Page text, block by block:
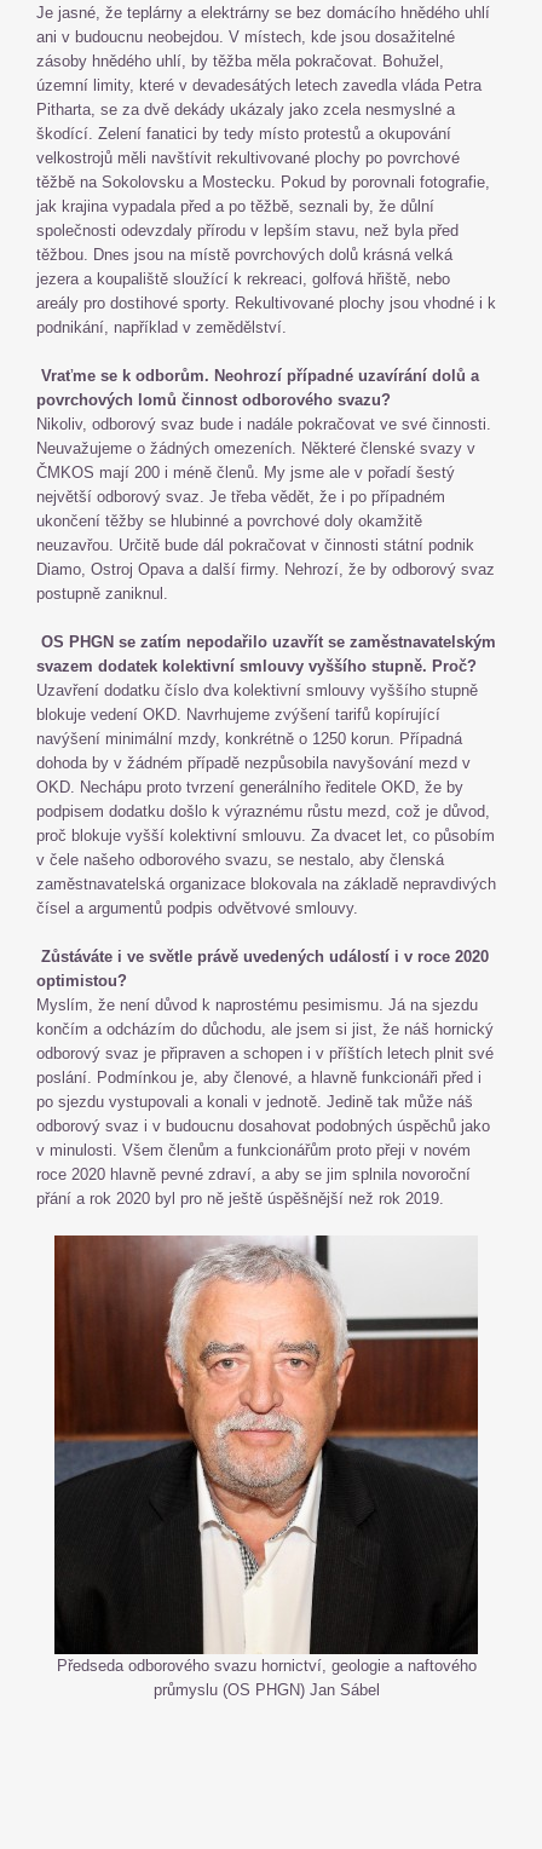
Je jasné, že teplárny a elektrárny se bez domácího hnědého uhlí
ani v budoucnu neobejdou. V místech, kde jsou dosažitelné
zásoby hnědého uhlí, by těžba měla pokračovat. Bohužel,
územní limity, které v devadesátých letech zavedla vláda Petra
Pitharta, se za dvě dekády ukázaly jako zcela nesmyslné a
škodící. Zelení fanatici by tedy místo protestů a okupování
velkostrojů měli navštívit rekultivované plochy po povrchové
těžbě na Sokolovsku a Mostecku. Pokud by porovnali fotografie,
jak krajina vypadala před a po těžbě, seznali by, že důlní
společnosti odevzdaly přírodu v lepším stavu, než byla před
těžbou. Dnes jsou na místě povrchových dolů krásná velká
jezera a koupaliště sloužící k rekreaci, golfová hřiště, nebo
areály pro dostihové sporty. Rekultivované plochy jsou vhodné i k
podnikání, například v zemědělství.
Vraťme se k odborům. Neohrozí případné uzavírání dolů a
povrchových lomů činnost odborového svazu?
Nikoliv, odborový svaz bude i nadále pokračovat ve své činnosti.
Neuvažujeme o žádných omezeních. Některé členské svazy v
ČMKOS mají 200 i méně členů. My jsme ale v pořadí šestý
největší odborový svaz. Je třeba vědět, že i po případném
ukončení těžby se hlubinné a povrchové doly okamžitě
neuzavřou. Určitě bude dál pokračovat v činnosti státní podnik
Diamo, Ostroj Opava a další firmy. Nehrozí, že by odborový svaz
postupně zaniknul.
OS PHGN se zatím nepodařilo uzavřít se zaměstnavatelským
svazem dodatek kolektivní smlouvy vyššího stupně. Proč?
Uzavření dodatku číslo dva kolektivní smlouvy vyššího stupně
blokuje vedení OKD. Navrhujeme zvýšení tarifů kopírující
navýšení minimální mzdy, konkrétně o 1250 korun. Případná
dohoda by v žádném případě nezpůsobila navyšování mezd v
OKD. Nechápu proto tvrzení generálního ředitele OKD, že by
podpisem dodatku došlo k výraznému růstu mezd, což je důvod,
proč blokuje vyšší kolektivní smlouvu. Za dvacet let, co působím
v čele našeho odborového svazu, se nestalo, aby členská
zaměstnavatelská organizace blokovala na základě nepravdivých
čísel a argumentů podpis odvětvové smlouvy.
Zůstáváte i ve světle právě uvedených událostí i v roce 2020
optimistou?
Myslím, že není důvod k naprostému pesimismu. Já na sjezdu
končím a odcházím do důchodu, ale jsem si jist, že náš hornický
odborový svaz je připraven a schopen i v příštích letech plnit své
poslání. Podmínkou je, aby členové, a hlavně funkcionáři před i
po sjezdu vystupovali a konali v jednotě. Jedině tak může náš
odborový svaz i v budoucnu dosahovat podobných úspěchů jako
v minulosti. Všem členům a funkcionářům proto přeji v novém
roce 2020 hlavně pevné zdraví, a aby se jim splnila novoroční
přání a rok 2020 byl pro ně ještě úspěšnější než rok 2019.
Předseda odborového svazu hornictví, geologie a naftového
průmyslu (OS PHGN) Jan Sábel